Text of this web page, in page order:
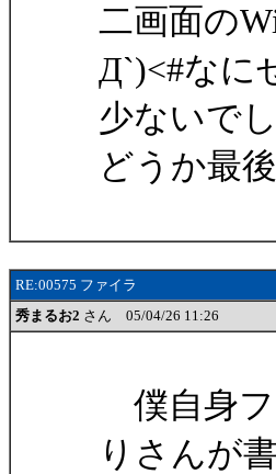
二画面の
Д`)<#なに
少ないで
どうか最
RE:00575 ファイラ
秀まるお2 さん 05/04/26 11:26
僕自身フ
りさんが